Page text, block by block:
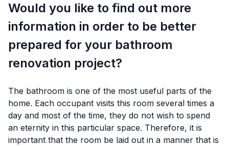
Would you like to find out more
information in order to be better
prepared for your bathroom
renovation project?
The bathroom is one of the most useful parts of the
home. Each occupant visits this room several times a
day and most of the time, they do not wish to spend
an eternity in this particular space. Therefore, it is
important that the room be laid out in a manner that is